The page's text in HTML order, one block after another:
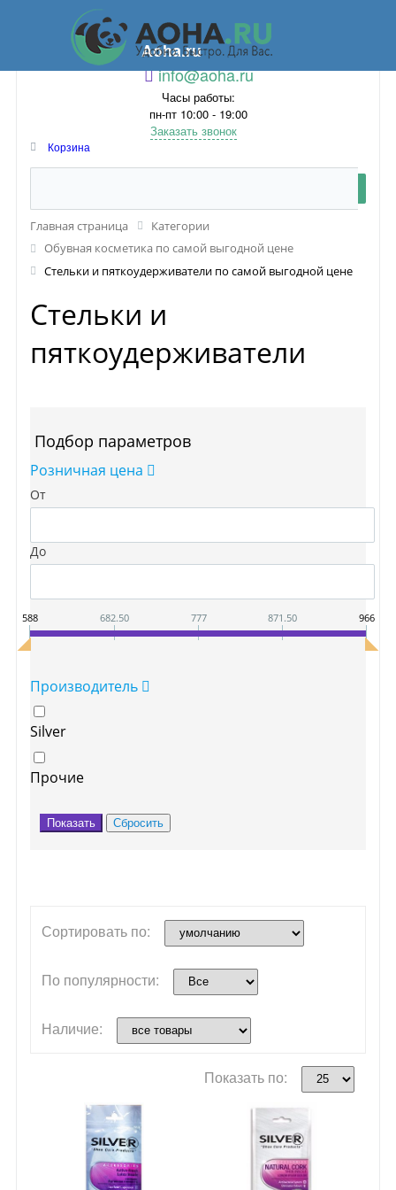
Aoha.ru
info@aoha.ru
Часы работы:
пн-пт 10:00 - 19:00
Заказать звонок
Корзина
Главная страница
Категории
Обувная косметика по самой выгодной цене
Стельки и пяткоудерживатели по самой выгодной цене
Стельки и
пяткоудерживатели
Подбор параметров
Розничная цена
От
До
588 682.50 777 871.50 966
Производитель
Silver
Прочие
Сортировать по:
По популярности:
Наличие:
Показать по: